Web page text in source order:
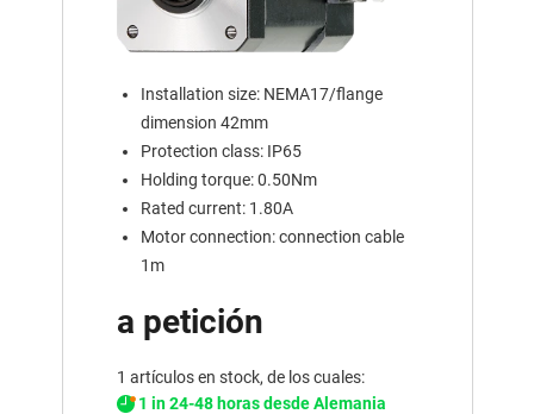
Installation size: NEMA17/flange
dimension 42mm
Protection class: IP65
Holding torque: 0.50Nm
Rated current: 1.80A
Motor connection: connection cable
1m
a petición
1 artículos en stock, de los cuales:
1 in 24-48 horas desde Alemania